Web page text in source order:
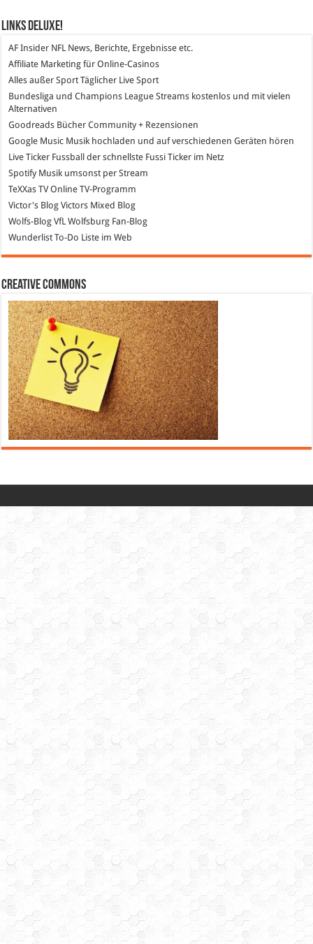
Links DeLuXe!
AF Insider NFL News, Berichte, Ergebnisse etc.
Affiliate Marketing für Online-Casinos
Alles außer Sport Täglicher Live Sport
Bundesliga und Champions League Streams kostenlos und mit vielen
Alternativen
Goodreads Bücher Community + Rezensionen
Google Music Musik hochladen und auf verschiedenen Geräten hören
Live Ticker Fussball der schnellste Fussi Ticker im Netz
SpotifyMusik umsonst per Stream
TeXXas TVOnline TV-Programm
Victor's Blog Victors Mixed Blog
Wolfs-Blog VfL Wolfsburg Fan-Blog
Wunderlist To-Do Liste im Web
Creative Commons